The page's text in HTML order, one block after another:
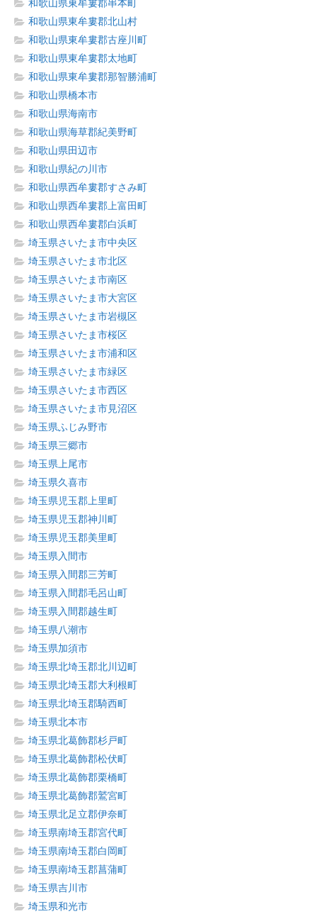
和歌山県東牟婁郡串本町
和歌山県東牟婁郡北山村
和歌山県東牟婁郡古座川町
和歌山県東牟婁郡太地町
和歌山県東牟婁郡那智勝浦町
和歌山県橋本市
和歌山県海南市
和歌山県海草郡紀美野町
和歌山県田辺市
和歌山県紀の川市
和歌山県西牟婁郡すさみ町
和歌山県西牟婁郡上富田町
和歌山県西牟婁郡白浜町
埼玉県さいたま市中央区
埼玉県さいたま市北区
埼玉県さいたま市南区
埼玉県さいたま市大宮区
埼玉県さいたま市岩槻区
埼玉県さいたま市桜区
埼玉県さいたま市浦和区
埼玉県さいたま市緑区
埼玉県さいたま市西区
埼玉県さいたま市見沼区
埼玉県ふじみ野市
埼玉県三郷市
埼玉県上尾市
埼玉県久喜市
埼玉県児玉郡上里町
埼玉県児玉郡神川町
埼玉県児玉郡美里町
埼玉県入間市
埼玉県入間郡三芳町
埼玉県入間郡毛呂山町
埼玉県入間郡越生町
埼玉県八潮市
埼玉県加須市
埼玉県北埼玉郡北川辺町
埼玉県北埼玉郡大利根町
埼玉県北埼玉郡騎西町
埼玉県北本市
埼玉県北葛飾郡杉戸町
埼玉県北葛飾郡松伏町
埼玉県北葛飾郡栗橋町
埼玉県北葛飾郡鷲宮町
埼玉県北足立郡伊奈町
埼玉県南埼玉郡宮代町
埼玉県南埼玉郡白岡町
埼玉県南埼玉郡菖蒲町
埼玉県吉川市
埼玉県和光市